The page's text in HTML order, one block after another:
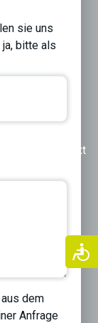
sie uns
bitte als
Next
dem
Anfrage